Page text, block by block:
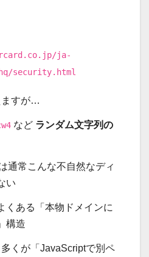
ja-
security.html
ますが…
など ランダム文字列の
通常こんな不自然なディ
い
くある「本物ドメインに
構造
くが「JavaScriptで別ペ